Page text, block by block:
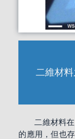
二維材
二維材料
的應用，但也